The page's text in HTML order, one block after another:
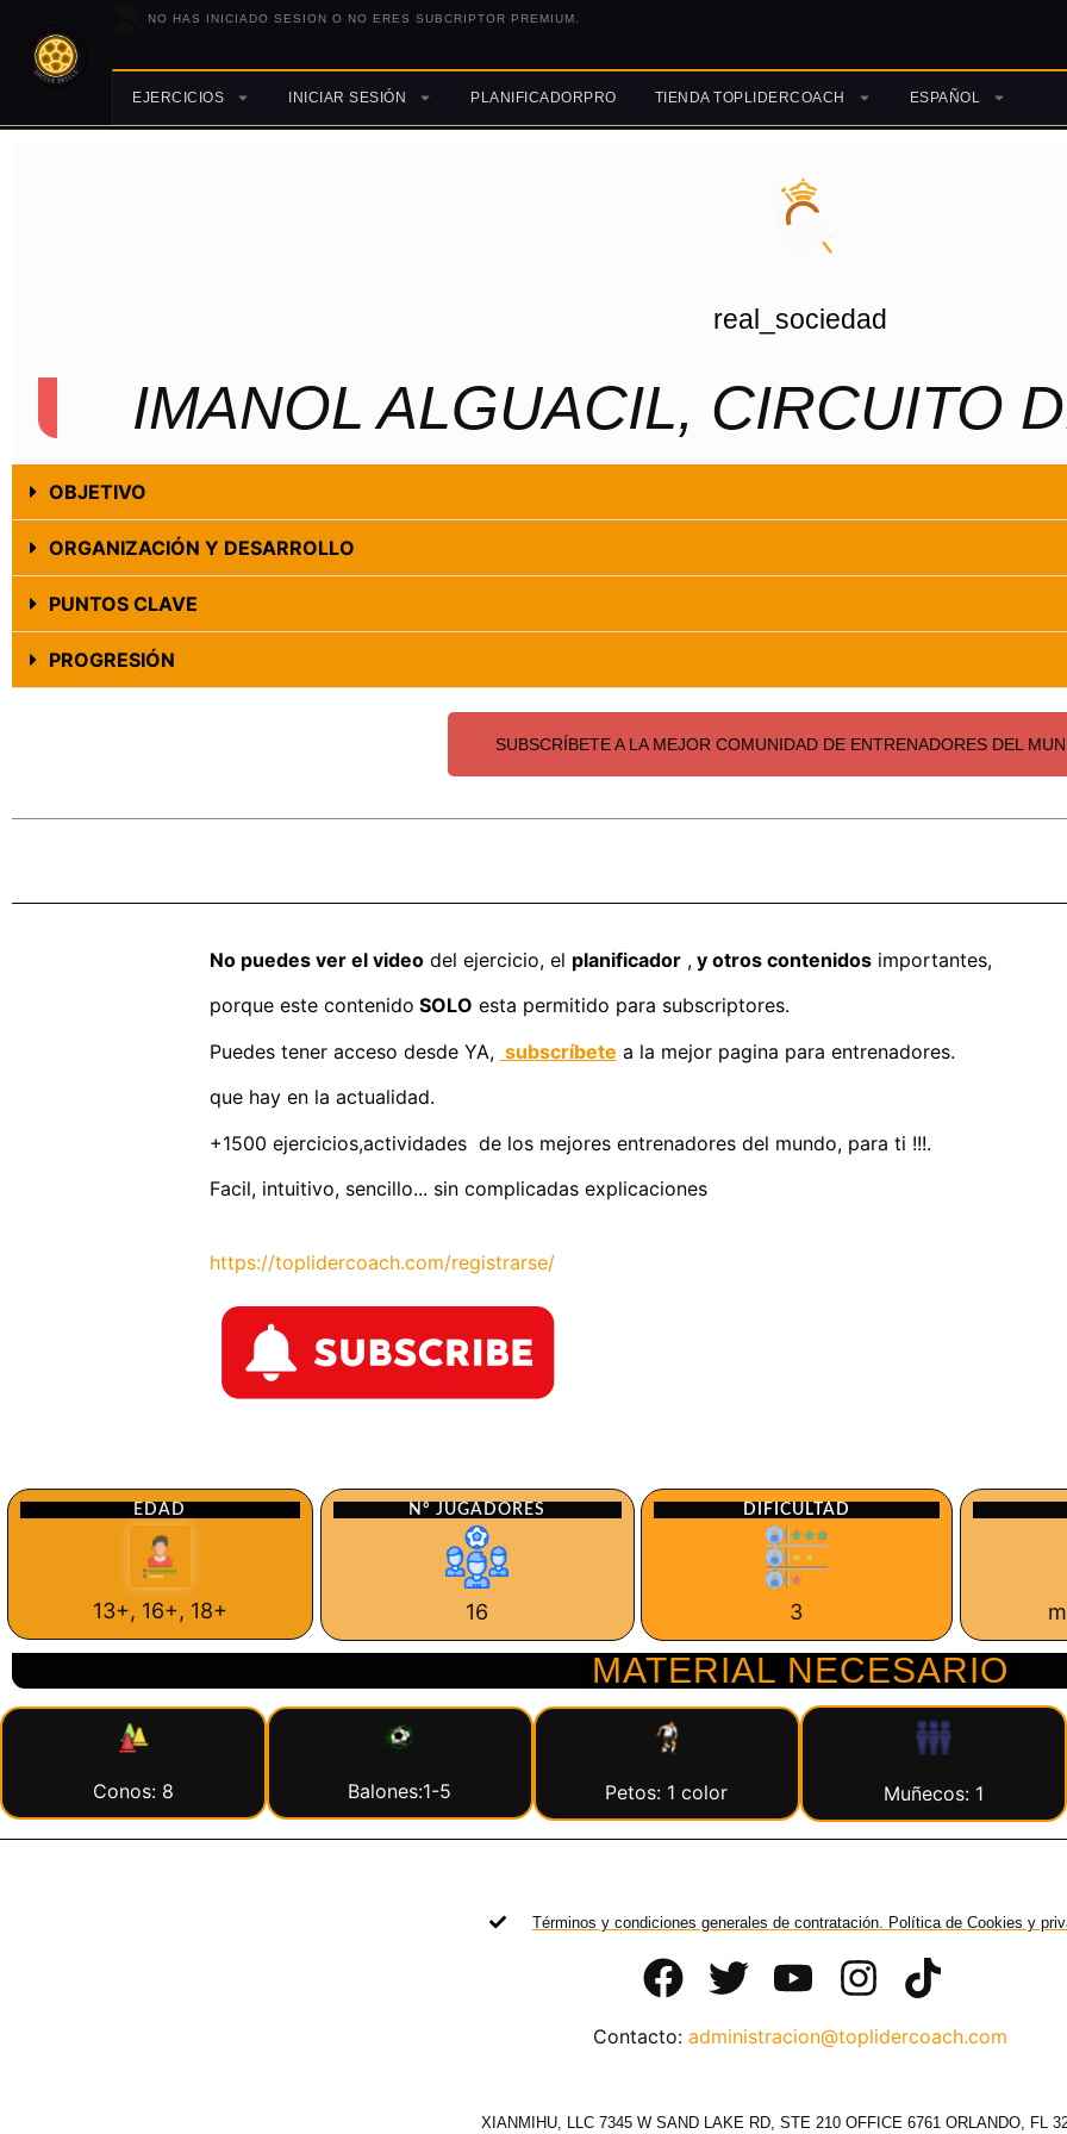
NO HAS INICIADO SESION O NO ERES SUBCRIPTOR PREMIUM.
EJERCICIOS INICIAR SESIÓN PLANIFICADORPRO TIENDA TOPLIDERCOACH ESPAÑOL
real_sociedad
IMANOL ALGUACIL, CIRCUITO
OBJETIVO
ORGANIZACIÓN Y DESARROLLO
PUNTOS CLAVE
PROGRESIÓN
SUBSCRÍBETE A LA MEJOR COMUNIDAD DE ENTRENADORES DEL
No puedes ver el videodel ejercicio, el planificador,y otros contenidosimportantes,
porque este contenido SOLO esta permitido para subscriptores.
Puedes tener acceso desde YA, subscríbete a la mejor pagina para entrenadores.
que hay en la actualidad.
+1500 ejercicios,actividades de los mejores entrenadores del mundo, para ti !!!.
Facil, intuitivo, sencillo... sin complicadas explicaciones
https://toplidercoach.com/registrarse/
EDAD
13+, 16+, 18+
Nº JUGADORES
16
DIFICULTAD
3
MATERIAL NECESARIO
Conos: 8 Balones:1-5 Petos: 1 color Muñecos: 1
Términos y condiciones generales de contratación. Política de Cookies y
Contacto: administracion@toplidercoach.com
XIANMIHU, LLC 7345 W SAND LAKE RD, STE 210 OFFICE 6761 ORLANDO, FL